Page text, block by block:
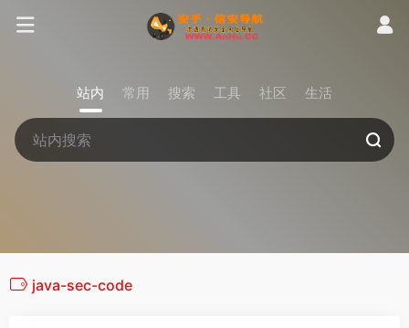
站内 常用 搜索 工具 社区 生活
java-sec-code